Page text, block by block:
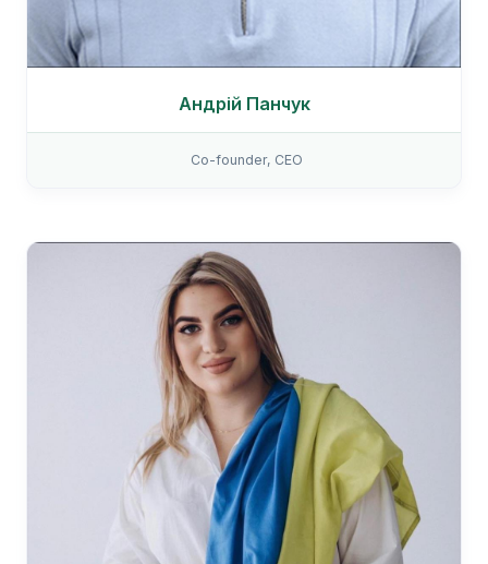
Андрій Панчук
Co-founder, CEO